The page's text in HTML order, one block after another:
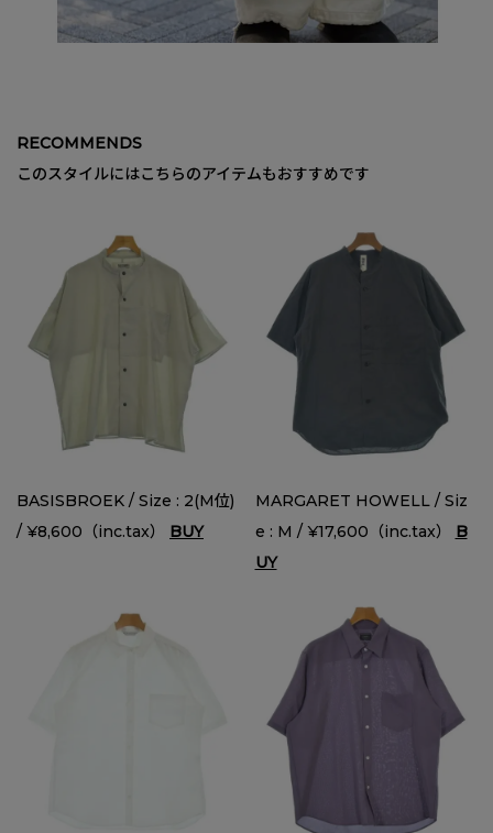
RECOMMENDS
このスタイルにはこちらのアイテムもおすすめです
BASISBROEK / Size : 2(M位)
/ ¥8,600（inc.tax）
BUY
MARGARET HOWELL / Siz
e : M / ¥17,600（inc.tax）
B
UY